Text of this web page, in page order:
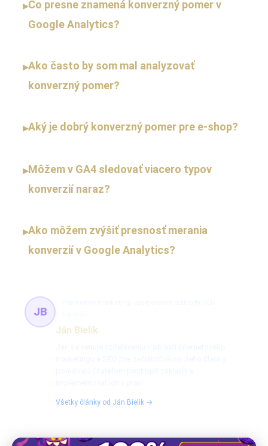
▸Čo presne znamená konverzný pomer v
Google Analytics?
▸Ako často by som mal analyzovať
konverzný pomer?
▸Aký je dobrý konverzný pomer pre e-shop?
▸Môžem v GA4 sledovať viacero typov
konverzií naraz?
▸Ako môžem zvýšiť presnosť merania
konverzií v Google Analytics?
JB
Ján Bielik
Všetky články od Ján Bielik →